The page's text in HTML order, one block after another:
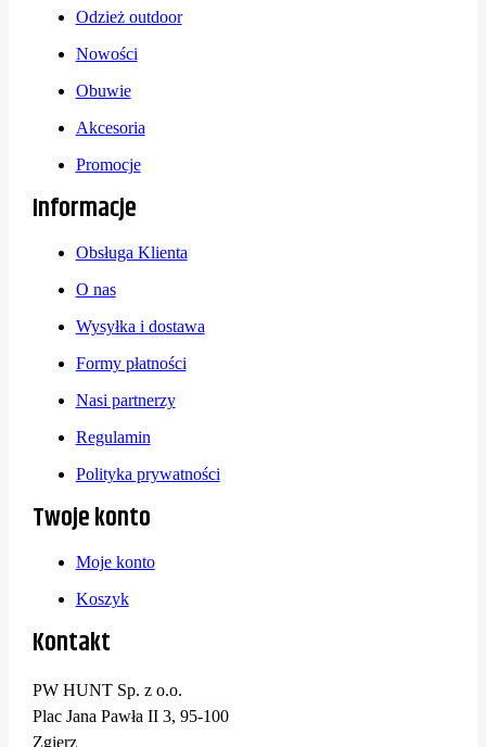
Odzież outdoor
Nowości
Obuwie
Akcesoria
Promocje
Informacje
Obsługa Klienta
O nas
Wysyłka i dostawa
Formy płatności
Nasi partnerzy
Regulamin
Polityka prywatności
Twoje konto
Moje konto
Koszyk
Kontakt
PW HUNT Sp. z o.o.
Plac Jana Pawła II 3, 95-100
Zgierz